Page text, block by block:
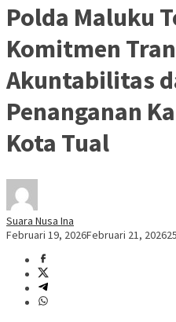
Polda Maluku
Komitmen
Akuntabilitas
Penanganan
Kota Tual
Suara Nusa Ina
Februari 19, 2026Februari 21, 2026